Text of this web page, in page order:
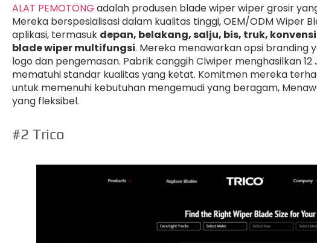
ALAT PEMOTONG adalah produsen blade wiper wiper grosir
Mereka berspesialisasi dalam kualitas tinggi, OEM/ODM Wiper
aplikasi, termasuk depan, belakang, salju, bis, truk,
blade wiper multifungsi. Mereka menawarkan opsi branding
logo dan pengemasan. Pabrik canggih Clwiper menghasilkan
mematuhi standar kualitas yang ketat. Komitmen mereka
untuk memenuhi kebutuhan mengemudi yang beragam,
yang fleksibel.
#2 Trico